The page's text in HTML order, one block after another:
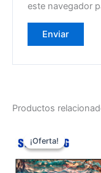
este navegador
Productos
¡Oferta!
¡Oferta!
original
era: